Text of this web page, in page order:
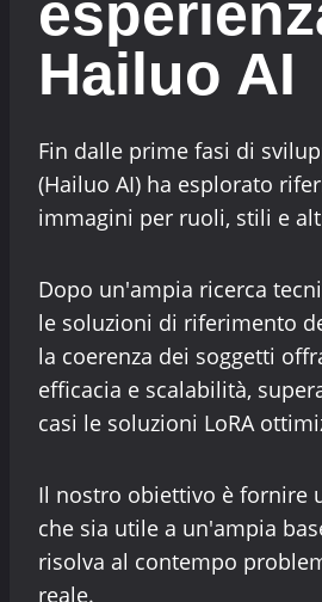
Hailuo AI
Fin dalle prime fasi di
(Hailuo AI) ha esplorato
immagini per ruoli, stili e
Dopo un'ampia ricerca
le soluzioni di riferimento
la coerenza dei soggetti
efficacia e scalabilità,
casi le soluzioni LoRA
Il nostro obiettivo è fornire
che sia utile a un'ampia
risolva al contempo
reale.